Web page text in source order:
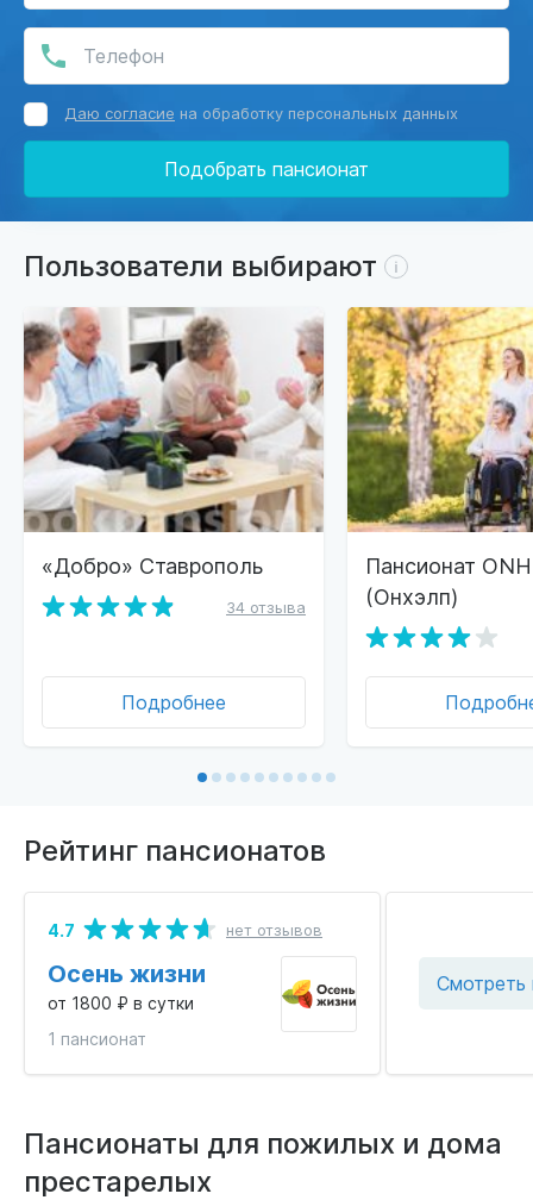
Даю согласие на обработку персональных данных
Подобрать пансионат
Пользователи выбирают i
«Добро» Ставрополь
34 отзыва
Подробнее
Пансионат
(Онхэлп)
Рейтинг пансионатов
4.7 нет отзывов
Осень жизни
от 1800 ₽ в сутки
1 пансионат
Смотреть
Пансионаты для пожилых и дома
престарелых